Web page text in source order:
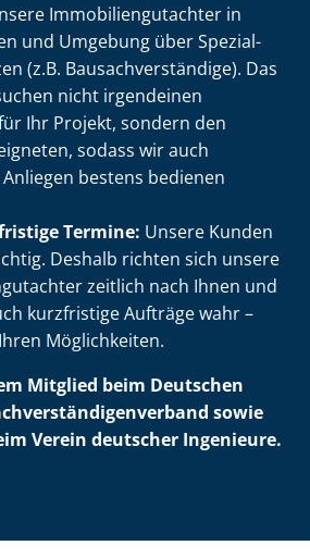
Im­mo­bi­li­en­gut­ach­ter in
und Umgebung über Spe­zi­al­
(z.B. Bau­sach­ver­stän­di­ge). Das
nicht irgendeinen
Ihr Projekt, sondern den
sodass wir auch
bestens bedienen
Termine: Unsere Kunden
Deshalb richten sich unsere
zeitlich nach Ihnen und
kurzfristige Aufträge wahr –
Möglichkeiten.
Mitglied beim Deutschen
sowie
Verein deutscher Ingenieure.